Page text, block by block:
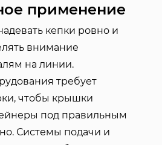
применение
кепки ровно и
внимание
на линии.
требует
чтобы крышки
под правильным
Системы подачи и